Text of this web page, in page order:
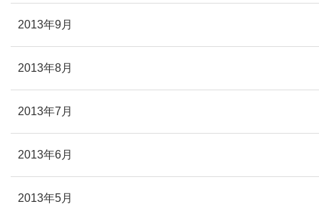
2013年9月
2013年8月
2013年7月
2013年6月
2013年5月